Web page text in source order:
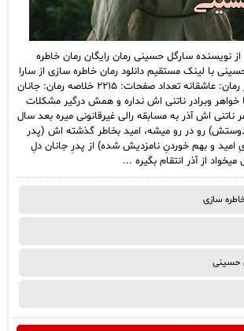
از نویسنده سارگل حسینی رمان رایگان رمان خاطره
با لینک مستقیم دانلود رمان خاطره سازی از سارا
حسینی کاملا رایگان ژانر رمان: عاشقانه تعداد صفحات: ۲۲۱۵ خلاصه رمان: جانان
خواهر وبرادر ناتنی اش نداره و همش درگیر مشکلات
ناتنی اش آذر به مسابقه رالی غیرقانونی میره بعد سال
دوستش) رو در رو میشه، امید بخاطر گذشته اش (پدر
امید و بهم خوردنِ نامزدیش شده) از پدرِ جانان دلِ
از آذر انتقام بگیره ...
سازی
حسینی